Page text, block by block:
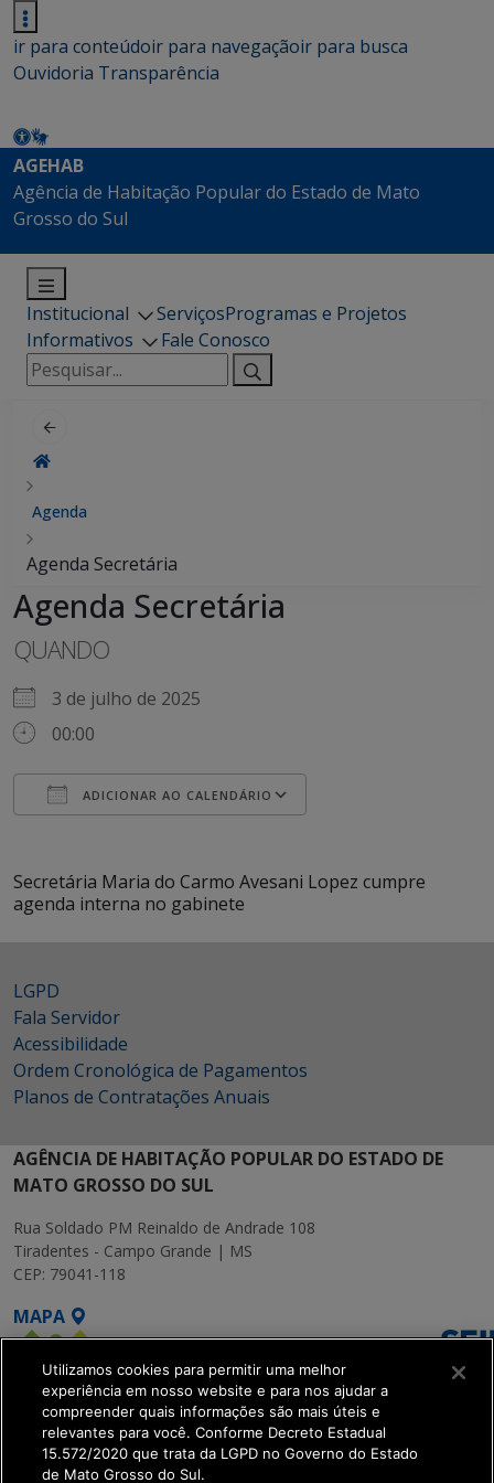
ir para conteúdoir para navegaçãoir para busca
Ouvidoria Transparência
AGEHAB
Agência de Habitação Popular do Estado de Mato
Grosso do Sul
Institucional ServiçosProgramas e Projetos
Informativos
Fale Conosco
Pesquisar
por:
Agenda
Agenda Secretária
Agenda Secretária
QUANDO
3 de julho de 2025
00:00
ADICIONAR AO CALENDÁRIO
Secretária Maria do Carmo Avesani Lopez cumpre
agenda interna no gabinete
LGPD
Fala Servidor
Acessibilidade
Ordem Cronológica de Pagamentos
Planos de Contratações Anuais
AGÊNCIA DE HABITAÇÃO POPULAR DO ESTADO DE
MATO GROSSO DO SUL
Rua Soldado PM Reinaldo de Andrade 108
Tiradentes - Campo Grande | MS
CEP: 79041-118
MAPA
SETDIG | Secretaria-
Utilizamos cookies para permitir uma melhor
experiência em nosso website e para nos ajudar a
compreender quais informações são mais úteis e
relevantes para você. Conforme Decreto Estadual
15.572/2020 que trata da LGPD no Governo do Estado
de Mato Grosso do Sul.